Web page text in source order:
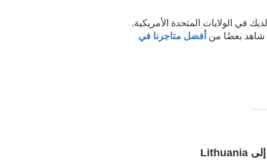
في الولايات المتحدة الأمريكية.
شاهد بعضًا من أفضل متاجرنا في
Lithuania